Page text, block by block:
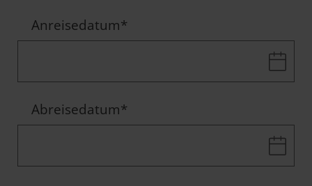
Anreisedatum*
Abreisedatum*